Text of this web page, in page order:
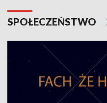
SPOŁECZEŃSTWO